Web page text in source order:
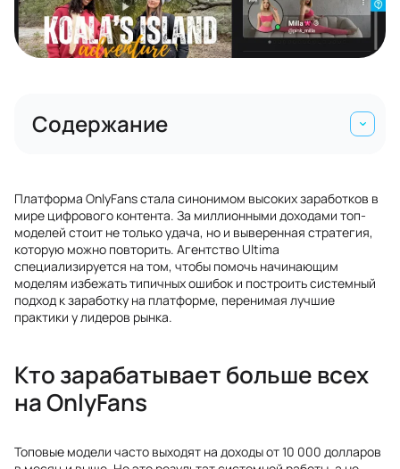
Содержание
Платформа OnlyFans стала синонимом высоких заработков в
мире цифрового контента. За миллионными доходами топ-
моделей стоит не только удача, но и выверенная стратегия,
которую можно повторить. Агентство Ultima
специализируется на том, чтобы помочь начинающим
моделям избежать типичных ошибок и построить системный
подход к заработку на платформе, перенимая лучшие
практики у лидеров рынка.
Кто зарабатывает больше всех
на OnlyFans
Топовые модели часто выходят на доходы от 10 000 долларов